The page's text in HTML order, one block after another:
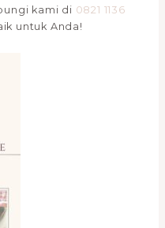
kami di 0821 1136
untuk Anda!